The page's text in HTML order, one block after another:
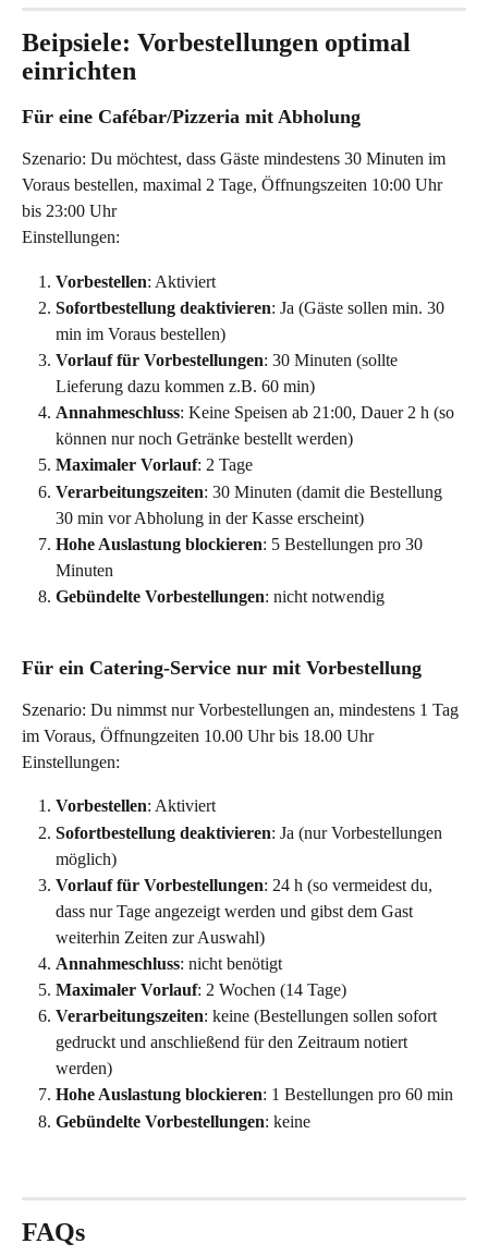
Beipsiele: Vorbestellungen optimal
einrichten
Für eine Cafébar/Pizzeria mit Abholung
Szenario: Du möchtest, dass Gäste mindestens 30 Minuten im
Voraus bestellen, maximal 2 Tage, Öffnungszeiten 10:00 Uhr
bis 23:00 Uhr
Einstellungen:
Vorbestellen: Aktiviert
Sofortbestellung deaktivieren: Ja (Gäste sollen min. 30
min im Voraus bestellen)
Vorlauf für Vorbestellungen: 30 Minuten (sollte
Lieferung dazu kommen z.B. 60 min)
Annahmeschluss: Keine Speisen ab 21:00, Dauer 2 h (so
können nur noch Getränke bestellt werden)
Maximaler Vorlauf: 2 Tage
Verarbeitungszeiten: 30 Minuten (damit die Bestellung
30 min vor Abholung in der Kasse erscheint)
Hohe Auslastung blockieren: 5 Bestellungen pro 30
Minuten
Gebündelte Vorbestellungen: nicht notwendig
Für ein Catering-Service nur mit Vorbestellung
Szenario: Du nimmst nur Vorbestellungen an, mindestens 1 Tag
im Voraus, Öffnungzeiten 10.00 Uhr bis 18.00 Uhr
Einstellungen:
Vorbestellen: Aktiviert
Sofortbestellung deaktivieren: Ja (nur Vorbestellungen
möglich)
Vorlauf für Vorbestellungen: 24 h (so vermeidest du,
dass nur Tage angezeigt werden und gibst dem Gast
weiterhin Zeiten zur Auswahl)
Annahmeschluss: nicht benötigt
Maximaler Vorlauf: 2 Wochen (14 Tage)
Verarbeitungszeiten: keine (Bestellungen sollen sofort
gedruckt und anschließend für den Zeitraum notiert
werden)
Hohe Auslastung blockieren: 1 Bestellungen pro 60 min
Gebündelte Vorbestellungen: keine
FAQs